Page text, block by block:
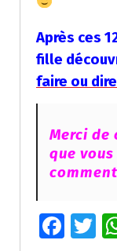
Après ces
fille
faire ou
Merci de
que
Fa T